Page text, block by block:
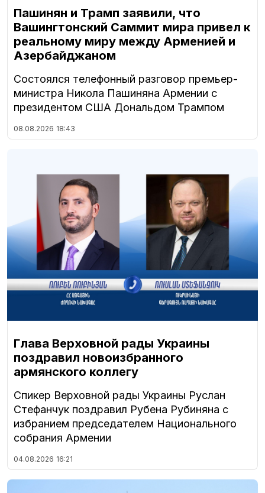
Пашинян и Трамп заявили, что
Вашингтонский Саммит мира привел к
реальному миру между Арменией и
Азербайджаном
Состоялся телефонный разговор премьер-
министра Никола Пашиняна Армении с
президентом США Дональдом Трампом
08.08.2026 18:43
Глава Верховной рады Украины
поздравил новоизбранного
армянского коллегу
Спикер Верховной рады Украины Руслан
Стефанчук поздравил Рубена Рубиняна с
избранием председателем Национального
собрания Армении
04.08.2026 16:21